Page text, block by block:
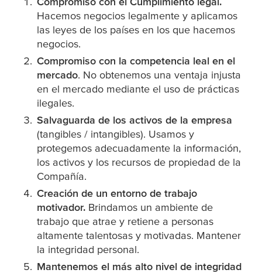
Hacemos negocios legalmente y aplicamos
las leyes de los países en los que hacemos
negocios.
Compromiso con la competencia leal en el
mercado. No obtenemos una ventaja injusta
en el mercado mediante el uso de prácticas
ilegales.
Salvaguarda de los activos de la empresa
(tangibles / intangibles). Usamos y
protegemos adecuadamente la información,
los activos y los recursos de propiedad de la
Compañía.
Creación de un entorno de trabajo
motivador. Brindamos un ambiente de
trabajo que atrae y retiene a personas
altamente talentosas y motivadas. Mantener
la integridad personal.
Mantenemos el más alto nivel de integridad